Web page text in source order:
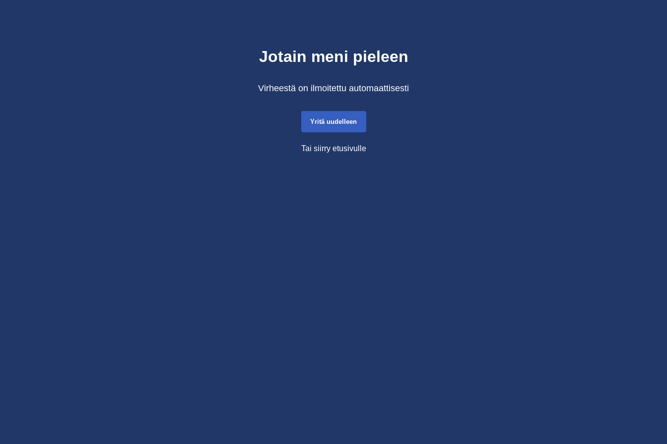
Jotain meni pieleen
Virheestä on ilmoitettu automaattisesti
Yritä uudelleen
Tai siirry etusivulle